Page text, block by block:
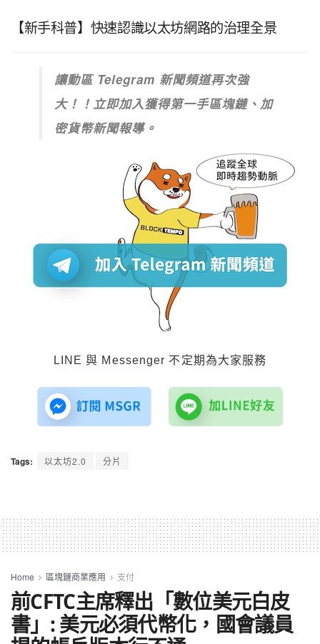
【新手科普】快速認識以太坊網路的治理全景
讓動區 Telegram 新聞頻道再次強
大！！立即加入獲得第一手區塊鏈、加
密貨幣新聞報導。
LINE 與 Messenger 不定期為大家服務
Tags: 以太坊2.0 分片
Home 區塊鏈商業應用 支付
前CFTC主席釋出「數位美元白皮
書」: 美元必須代幣化，國會議員